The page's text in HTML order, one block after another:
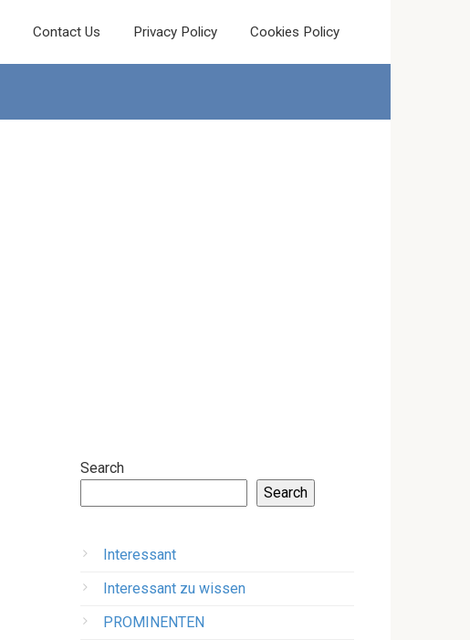
Contact Us Privacy Policy Cookies Policy
Search
Search
Interessant
Interessant zu wissen
PROMINENTEN